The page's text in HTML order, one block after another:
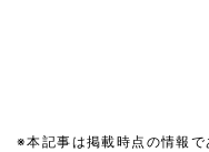
※本記事は掲載時点の情報